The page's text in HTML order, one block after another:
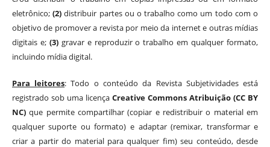
eletrônico;(2) distribuir partes ou o trabalho como um todo com o
objetivo de promover a revista por meio da internet e outras mídias
digitais e; (3)gravar e reproduzir o trabalho em qualquer formato,
incluindo mídia digital.
Para leitores: Todo o conteúdo da Revista Subjetividades está
registrado sob uma licença Creative Commons Atribuição (CC BY
NC)que permite compartilhar (copiar e redistribuir o material em
qualquer suporte ou formato) e adaptar (remixar, transformar e
criar a partir do material para qualquer fim) seu conteúdo, desde